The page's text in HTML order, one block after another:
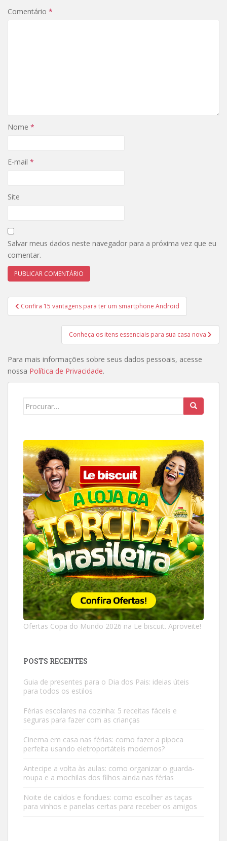
Comentário *
Nome *
E-mail *
Site
Salvar meus dados neste navegador para a próxima vez que eu
comentar.
Navegação
de
Confira 15 vantagens para ter um smartphone Android
Conheça os itens essenciais para sua casa nova
Para mais informações sobre seus dados pessoais, acesse
nossa Política de Privacidade.
Search
Ofertas Copa do Mundo 2026 na Le biscuit. Aproveite!
POSTS RECENTES
Guia de presentes para o Dia dos Pais: ideias úteis
para todos os estilos
Férias escolares na cozinha: 5 receitas fáceis e
seguras para fazer com as crianças
Cinema em casa nas férias: como fazer a pipoca
perfeita usando eletroportáteis modernos?
Antecipe a volta às aulas: como organizar o guarda-
roupa e a mochilas dos filhos ainda nas férias
Noite de caldos e fondues: como escolher as taças
para vinhos e panelas certas para receber os amigos